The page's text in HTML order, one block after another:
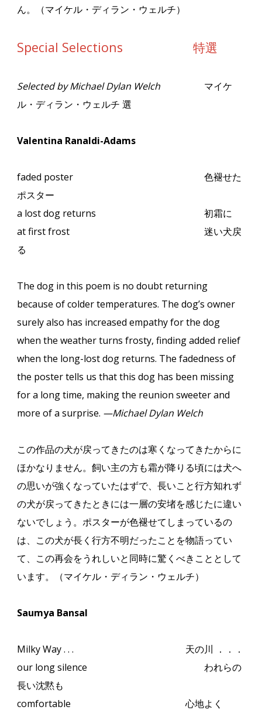
ん。（マイケル・ディラン・ウェルチ）
Special Selections 特選
Selected by Michael Dylan Welch
マイケ
ル・ディラン・ウェルチ 選
Valentina Ranaldi-Adams
faded poster
色褪せた
ポスター
a lost dog returns
初霜に
at first frost
迷い犬戻
る
The dog in this poem is no doubt returning
because of colder temperatures. The dog’s owner
surely also has increased empathy for the dog
when the weather turns frosty, finding added relief
when the long-lost dog returns. The fadedness of
the poster tells us that this dog has been missing
for a long time, making the reunion sweeter and
more of a surprise. —Michael Dylan Welch
この作品の犬が戻ってきたのは寒くなってきたからに
ほかなりません。飼い主の方も霜が降りる頃には犬へ
の思いが強くなっていたはずで、長いこと行方知れず
の犬が戻ってきたときには一層の安堵を感じたに違い
ないでしょう。ポスターが色褪せてしまっているの
は、この犬が長く行方不明だったことを物語ってい
て、この再会をうれしいと同時に驚くべきこととして
います。（マイケル・ディラン・ウェルチ）
Saumya Bansal
Milky Way . . .
天の川 ．．．
our long silence
われらの
長い沈黙も
comfortable
心地よく